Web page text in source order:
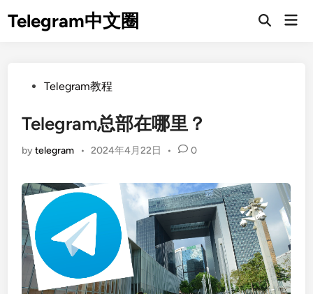
Telegram中文圈
Open
PostedTelegram教程
Telegram总部在哪里？
bytelegram • 2024年4月22日 • 0